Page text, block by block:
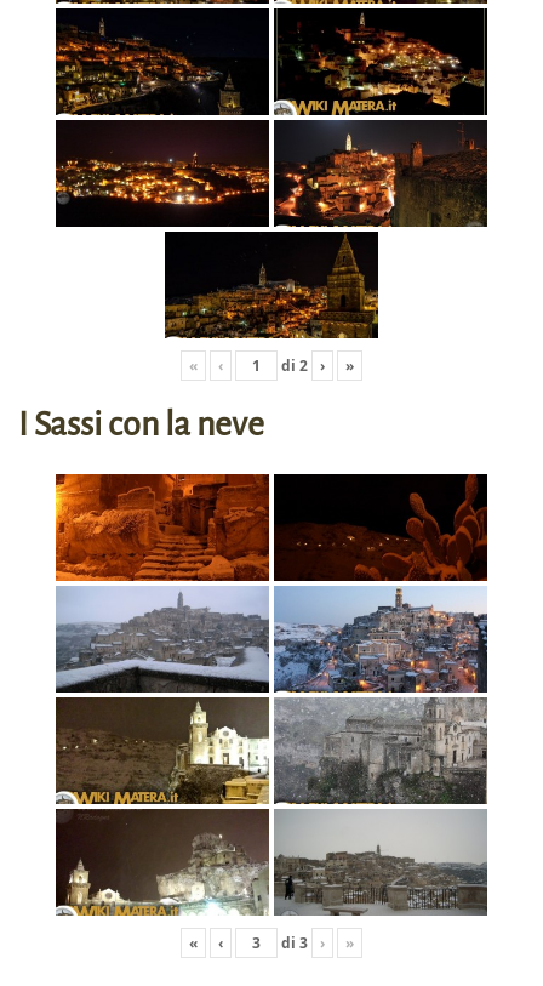
« ‹ di 2 › »
I Sassi con la neve
« ‹ di 3 › »